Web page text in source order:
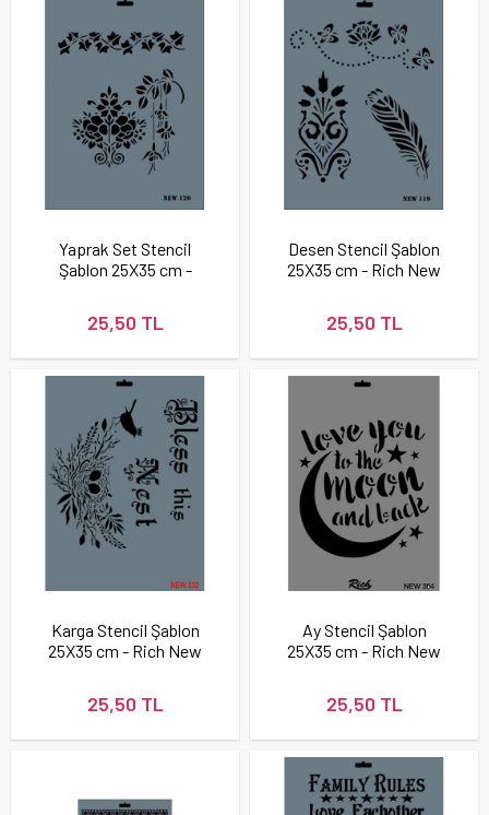
Yaprak Set Stencil
Şablon 25X35 cm -
25,50 TL
Desen Stencil Şablon
25X35 cm - Rich New
25,50 TL
Karga Stencil Şablon
25X35 cm - Rich New
25,50 TL
Ay Stencil Şablon
25X35 cm - Rich New
25,50 TL